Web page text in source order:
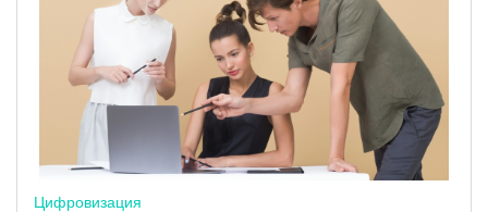
Цифровизация